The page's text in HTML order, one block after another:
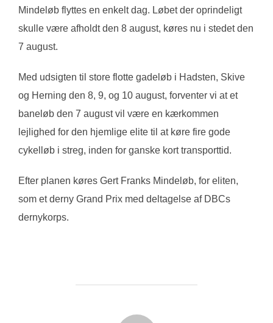
Mindeløb flyttes en enkelt dag. Løbet der oprindeligt
skulle være afholdt den 8 august, køres nu i stedet den
7 august.
Med udsigten til store flotte gadeløb i Hadsten, Skive
og Herning den 8, 9, og 10 august, forventer vi at et
baneløb den 7 august vil være en kærkommen
lejlighed for den hjemlige elite til at køre fire gode
cykelløb i streg, inden for ganske kort transporttid.
Efter planen køres Gert Franks Mindeløb, for eliten,
som et derny Grand Prix med deltagelse af DBCs
dernykorps.
FORFATTER